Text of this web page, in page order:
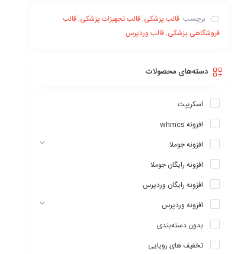
برچسب:قالب پزشکی,قالب تجهیزات پزشکی,قالب
فروشگاهی پزشکی,قالب وردپرس
دسته‌های محصولات
اسکریپت
افزونه whmcs
افزونه جوملا
افزونه رایگان جوملا
افزونه رایگان وردپرس
افزونه وردپرس
بدون دسته‌بندی
تخفیف های رویایی